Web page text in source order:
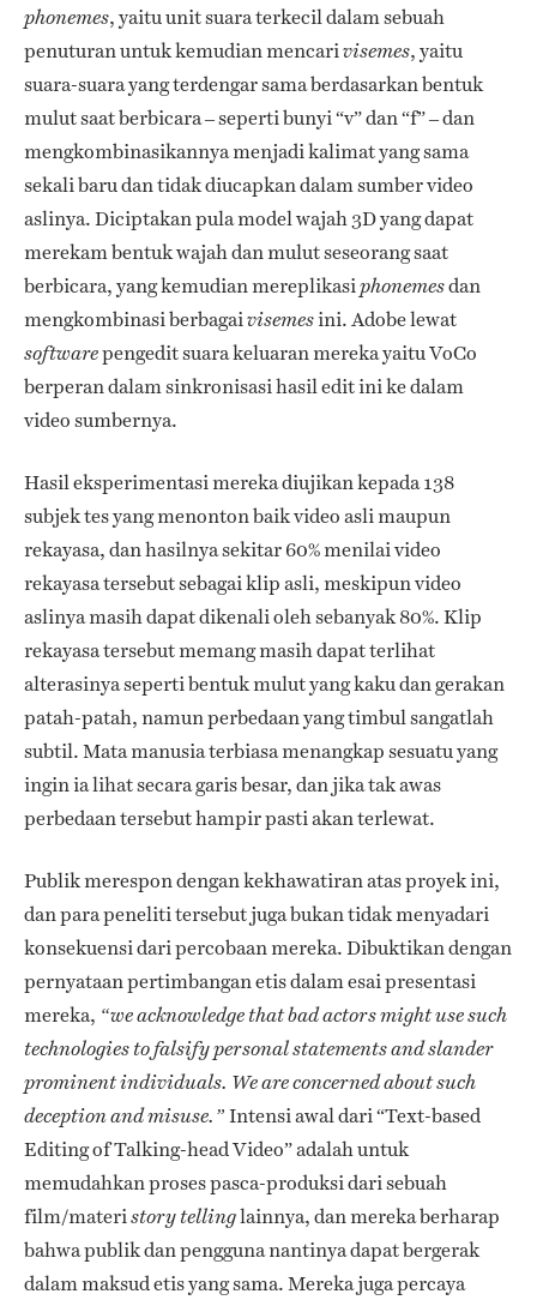
phonemes, yaitu unit suara terkecil dalam sebuah
penuturan untuk kemudian mencarivisemes, yaitu
suara-suara yang terdengar sama berdasarkan bentuk
mulut saat berbicara – seperti bunyi “v” dan “f” – dan
mengkombinasikannya menjadi kalimat yang sama
sekali baru dan tidak diucapkan dalam sumber video
aslinya. Diciptakan pula model wajah 3D yang dapat
merekam bentuk wajah dan mulut seseorang saat
berbicara, yang kemudian mereplikasiphonemesdan
mengkombinasi berbagaivisemesini. Adobe lewat
softwarepengedit suara keluaran mereka yaitu VoCo
berperan dalam sinkronisasi hasil edit ini ke dalam
video sumbernya.
Hasil eksperimentasi mereka diujikan kepada 138
subjek tes yang menonton baik video asli maupun
rekayasa, dan hasilnya sekitar 60% menilai video
rekayasa tersebut sebagai klip asli, meskipun video
aslinya masih dapat dikenali oleh sebanyak 80%. Klip
rekayasa tersebut memang masih dapat terlihat
alterasinya seperti bentuk mulut yang kaku dan gerakan
patah-patah, namun perbedaan yang timbul sangatlah
subtil. Mata manusia terbiasa menangkap sesuatu yang
ingin ia lihat secara garis besar, dan jika tak awas
perbedaan tersebut hampir pasti akan terlewat.
Publik merespon dengan kekhawatiran atas proyek ini,
dan para peneliti tersebut juga bukan tidak menyadari
konsekuensi dari percobaan mereka. Dibuktikan dengan
pernyataan pertimbangan etis dalam esai presentasi
mereka, “we acknowledge that bad actors might use such
technologies to falsify personal statements and slander
prominent individuals. We are concerned about such
deception and misuse.” Intensi awal dari “Text-based
Editing of Talking-head Video” adalah untuk
memudahkan proses pasca-produksi dari sebuah
film/materistory tellinglainnya, dan mereka berharap
bahwa publik dan pengguna nantinya dapat bergerak
dalam maksud etis yang sama. Mereka juga percaya